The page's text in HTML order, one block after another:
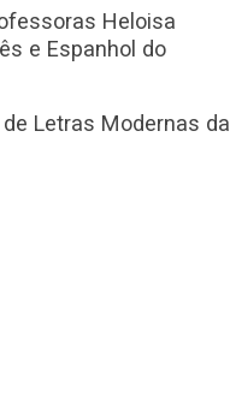
Heloisa
e Espanhol do
Letras Modernas da